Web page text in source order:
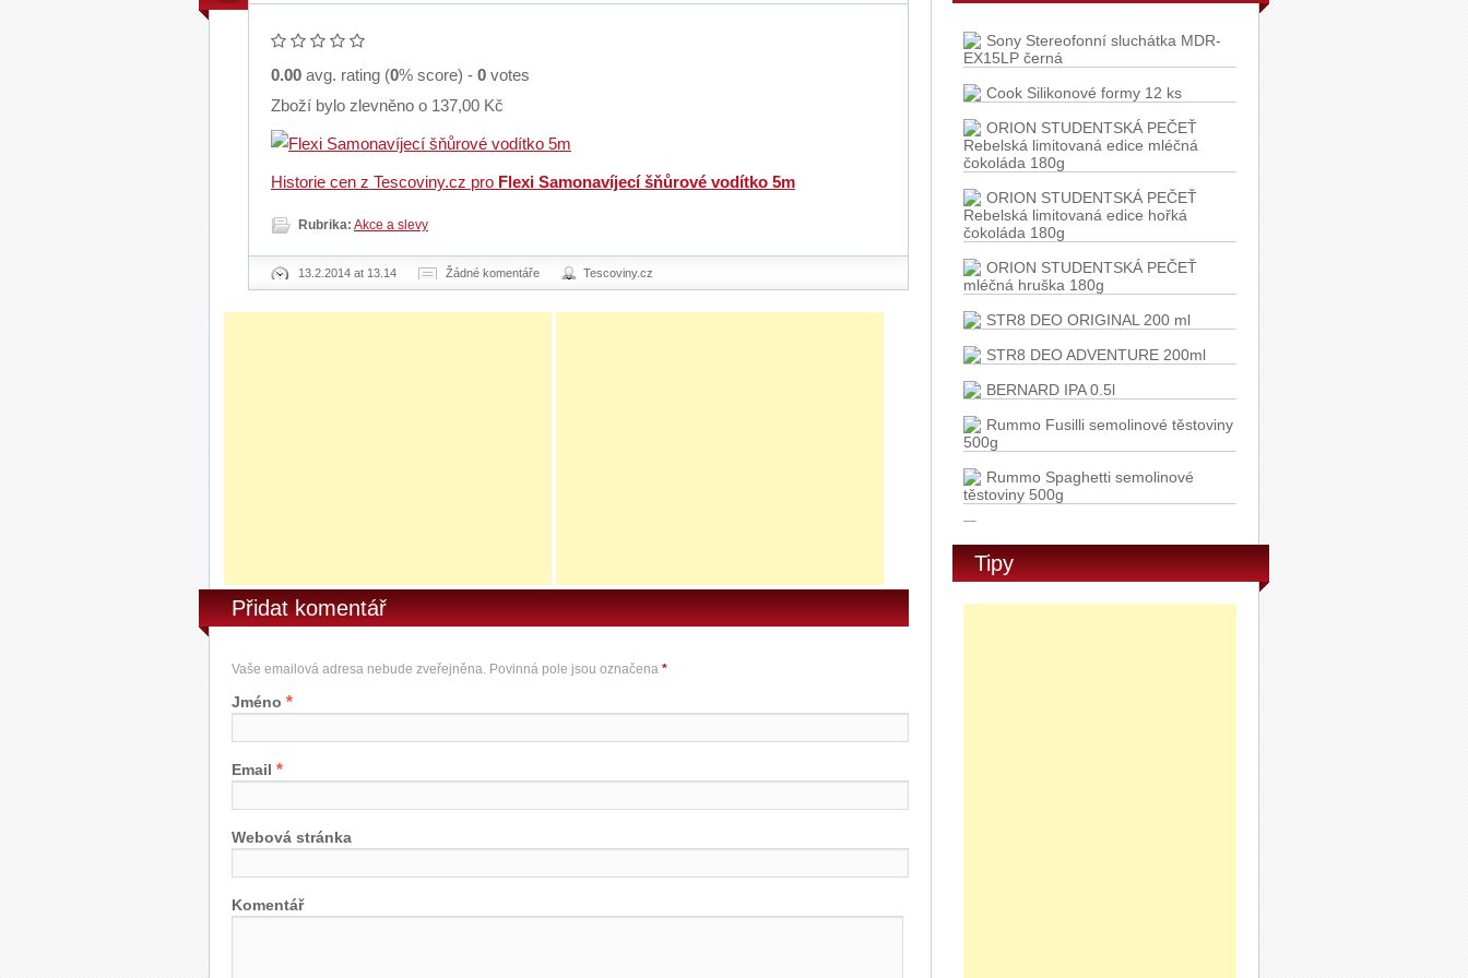
0.00 avg. rating (0% score) - 0 votes
Zboží bylo zlevněno o 137,00 Kč
Historie cen z Tescoviny.cz pro Flexi Samonavíjecí šňůrové vodítko 5m
Rubrika: Akce a slevy
13.2.2014 at 13.14 Žádné komentáře Tescoviny.cz
Přidat komentář
Vaše emailová adresa nebude zveřejněna. Povinná pole jsou označena *
Jméno *
Email *
Webová stránka
Komentář
EX15LP černá
Cook Silikonové formy 12 ks
ORION STUDENTSKÁ PEČEŤ
Rebelská limitovaná edice mléčná
čokoláda 180g
ORION STUDENTSKÁ PEČEŤ
Rebelská limitovaná edice hořká
čokoláda 180g
ORION STUDENTSKÁ PEČEŤ
mléčná hruška 180g
STR8 DEO ORIGINAL 200 ml
STR8 DEO ADVENTURE 200ml
BERNARD IPA 0.5l
Rummo Fusilli semolinové těstoviny
500g
Rummo Spaghetti semolinové
těstoviny 500g
Rummo Penne Rigate semolinové
těstoviny 500g
Ponti Balzamikové glazé 250g
Tipy